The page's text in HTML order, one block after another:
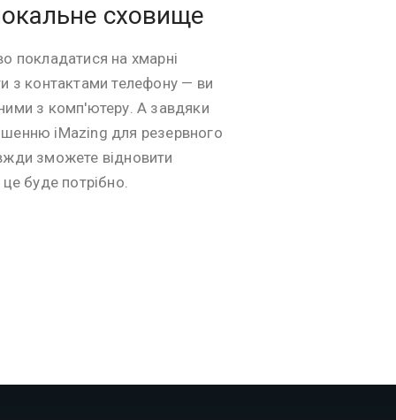
сховище
покладатися на хмарні
з контактами телефону — ви
з комп'ютеру. А завдяки
iMazing для резервного
зможете відновити
буде потрібно.